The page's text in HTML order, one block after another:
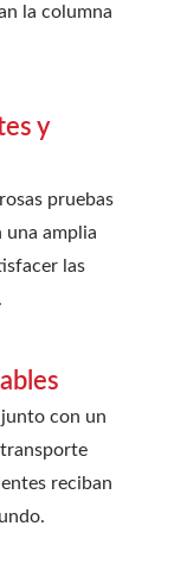
la columna
y
pruebas
una amplia
las
con un
reciban